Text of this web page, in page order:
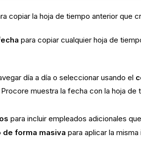
copiar la hoja de tiempo anterior que
para copiar cualquier hoja de
día a día o seleccionar usando el
muestra la fecha con la hoja de
para incluir empleados adicionales
de forma masiva para aplicar la